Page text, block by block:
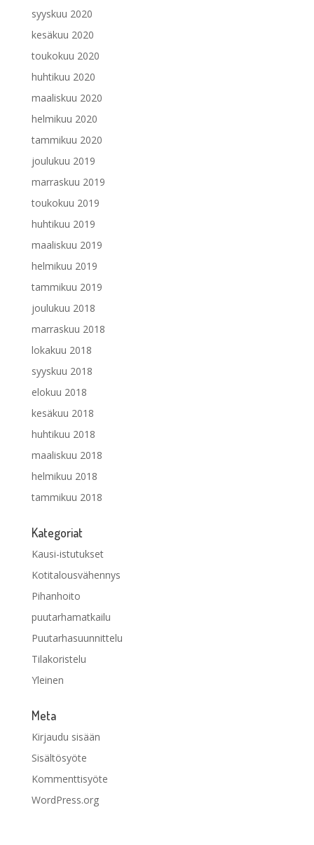
syyskuu 2020
kesäkuu 2020
toukokuu 2020
huhtikuu 2020
maaliskuu 2020
helmikuu 2020
tammikuu 2020
joulukuu 2019
marraskuu 2019
toukokuu 2019
huhtikuu 2019
maaliskuu 2019
helmikuu 2019
tammikuu 2019
joulukuu 2018
marraskuu 2018
lokakuu 2018
syyskuu 2018
elokuu 2018
kesäkuu 2018
huhtikuu 2018
maaliskuu 2018
helmikuu 2018
tammikuu 2018
Kategoriat
Kausi-istutukset
Kotitalousvähennys
Pihanhoito
puutarhamatkailu
Puutarhasuunnittelu
Tilakoristelu
Yleinen
Meta
Kirjaudu sisään
Sisältösyöte
Kommenttisyöte
WordPress.org